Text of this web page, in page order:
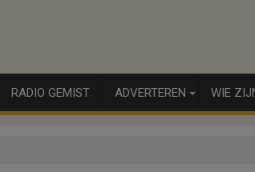
RADIO GEMIST ADVERTEREN WIE